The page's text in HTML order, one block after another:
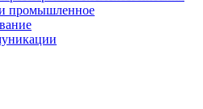
промышленное